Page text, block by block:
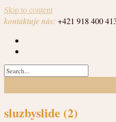
Skip to content
kontaktuje nás: +421 918 400
sluzbyslide (2)